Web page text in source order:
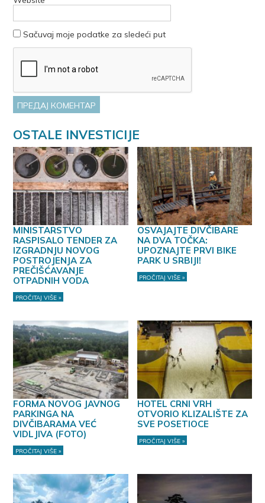
Sačuvaj moje podatke za sledeći put
OSTALE INVESTICIJE
MINISTARSTVO
RASPISALO TENDER ZA
IZGRADNJU NOVOG
POSTROJENJA ZA
PREČIŠĆAVANJE
OTPADNIH VODA
PROČITAJ VIŠE »
OSVAJAJTE DIVČIBARE
NA DVA TOČKA:
UPOZNAJTE PRVI BIKE
PARK U SRBIJI!
PROČITAJ VIŠE »
FORMA NOVOG JAVNOG
PARKINGA NA
DIVČIBARAMA VEĆ
VIDLJIVA (FOTO)
PROČITAJ VIŠE »
HOTEL CRNI VRH
OTVORIO KLIZALIŠTE ZA
SVE POSETIOCE
PROČITAJ VIŠE »